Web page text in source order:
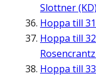
Slottner (KD)
Hoppa till
Hoppa till
Hoppa till